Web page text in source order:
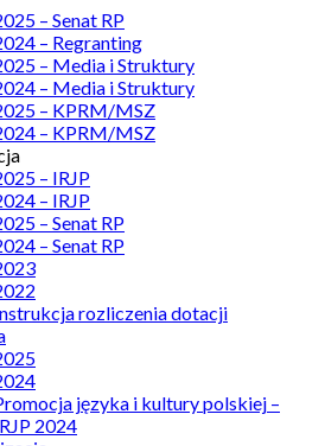
– Senat RP
– Regranting
– Media i Struktury
– Media i Struktury
– KPRM/MSZ
– KPRM/MSZ
– IRJP
– IRJP
– Senat RP
– Senat RP
rozliczenia dotacji
języka i kultury polskiej –
2024